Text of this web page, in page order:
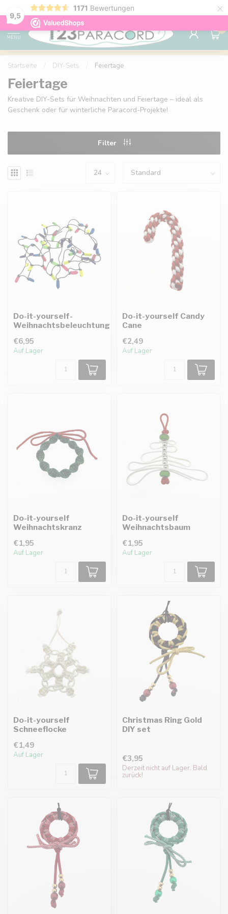
9,5
1171 Bewertungen ×
Kostenlose Lieferung nach Hause ab 150 €
MENU
0
Startseite DIY-Sets Feiertage
Feiertage
Kreative DIY-Sets für Weihnachten und Feiertage – ideal als
Geschenk oder für winterliche Paracord-Projekte!
Filter
Do-it-yourself-
Weihnachtsbeleuchtung
€6,95
Auf Lager
Do-it-yourself Candy
Cane
€2,49
Auf Lager
Do-it-yourself
Weihnachtskranz
€1,95
Auf Lager
Do-it-yourself
Weihnachtsbaum
€1,95
Auf Lager
Do-it-yourself
Schneeflocke
€1,49
Auf Lager
Christmas Ring Gold
DIY set
€3,95
Derzeit nicht auf Lager. Bald
zurück!